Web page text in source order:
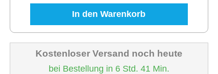
In den Warenkorb
Kostenloser Versand noch heute
bei Bestellung in 6 Std. 41 Min.